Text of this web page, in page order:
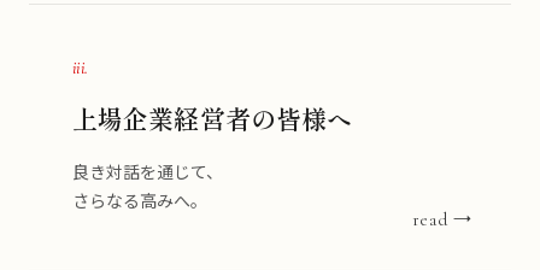
iii.
上場企業経営者の皆様へ
良き対話を通じて、
さらなる高みへ。
read →